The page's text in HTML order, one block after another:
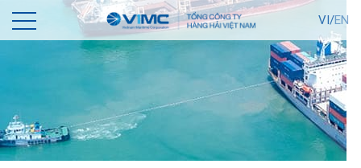
VI/EN